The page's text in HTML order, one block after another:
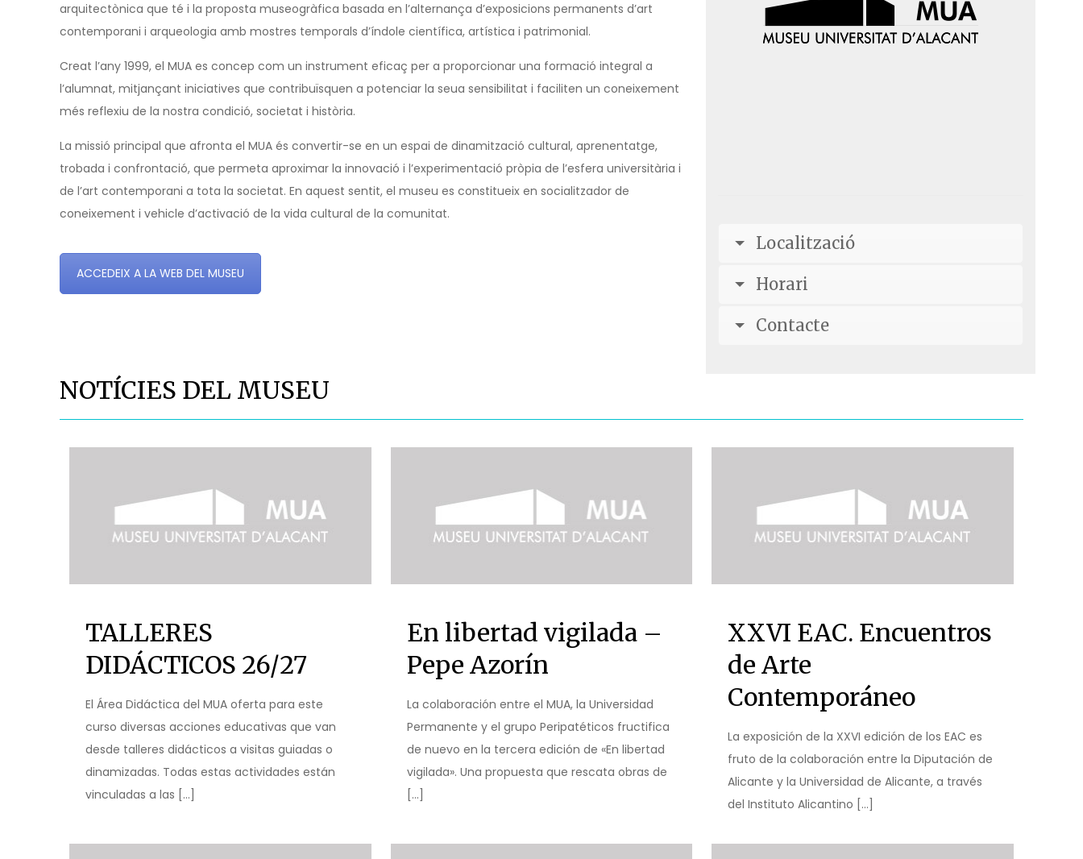
arquitectònica que té i la proposta museogràfica basada en l’alternança d’exposicions permanents d’art
contemporani i arqueologia amb mostres temporals d’índole científica, artística i patrimonial.
Creat l’any 1999, el MUA es concep com un instrument eficaç per a proporcionar una formació integral a
l’alumnat, mitjançant iniciatives que contribuïsquen a potenciar la seua sensibilitat i faciliten un coneixement
més reflexiu de la nostra condició, societat i història.
La missió principal que afronta el MUA és convertir-se en un espai de dinamització cultural, aprenentatge,
trobada i confrontació, que permeta aproximar la innovació i l’experimentació pròpia de l’esfera universitària i
de l’art contemporani a tota la societat. En aquest sentit, el museu es constitueix en socialitzador de
coneixement i vehicle d’activació de la vida cultural de la comunitat.
ACCEDEIX A LA WEB DEL MUSEU
Localització
Horari
Contacte
NOTÍCIES DEL MUSEU
TALLERES
DIDÁCTICOS 26/27
El Área Didáctica del MUA oferta para este
curso diversas acciones educativas que van
desde talleres didácticos a visitas guiadas o
dinamizadas. Todas estas actividades están
vinculadas a las […]
En libertad vigilada –
Pepe Azorín
La colaboración entre el MUA, la Universidad
Permanente y el grupo Peripatéticos fructifica
de nuevo en la tercera edición de «En libertad
vigilada». Una propuesta que rescata obras de
[…]
XXVI EAC. Encuentros
de Arte
Contemporáneo
La exposición de la XXVI edición de los EAC es
fruto de la colaboración entre la Diputación de
Alicante y la Universidad de Alicante, a través
del Instituto Alicantino […]